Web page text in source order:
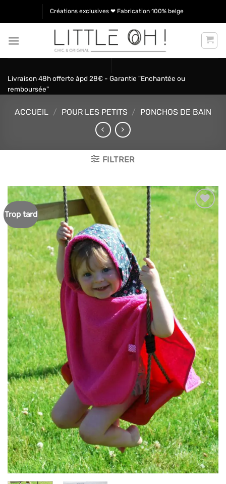
Créations exclusives ❤ Fabrication 100% belge
Livraison 48h offerte àpd 28€ - Garantie "Enchantée ou
remboursée"
ACCUEIL / POUR LES PETITS / PONCHOS DE BAIN
FILTRER
Trop tard
Ajouter
à mes
articles
favoris